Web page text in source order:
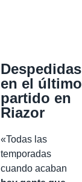
Despedidas
en el último
partido en
Riazor
«Todas las
temporadas
cuando acaban